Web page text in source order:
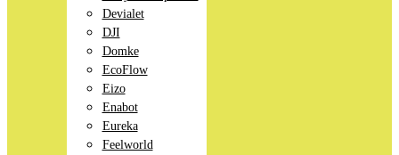
Devialet
DJI
Domke
EcoFlow
Eizo
Enabot
Eureka
Feelworld